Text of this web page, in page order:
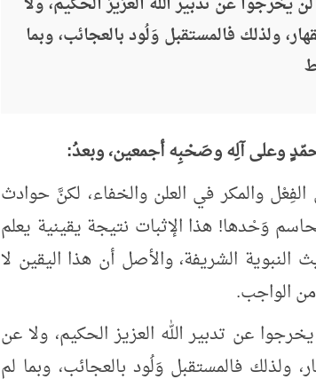
ولذلك فالمستقبل وَلُود بالعجائب، وبما
وعلى آلِه وصَحْبِه أجمعين، وبعدُ:
والمكر في العلن والخفاء، لكنَّ حوادث
وَحْدها! هذا الإثبات نتيجة يقينية يعلم
النبوية الشريفة، والأصل أن هذا اليقين لا
الواجب.
عن تدبير الله العزيز الحكيم، ولا عن
ولذلك فالمستقبل وَلُود بالعجائب، وبما لم